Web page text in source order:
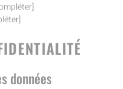
données